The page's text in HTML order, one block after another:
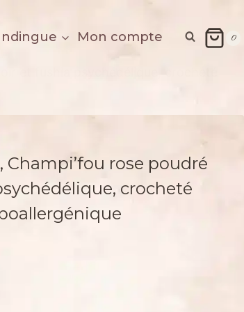
Mon compte 0
rose poudré
crocheté